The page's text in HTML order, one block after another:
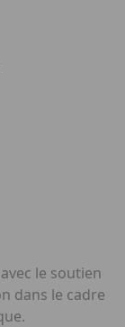
le soutien
dans le cadre